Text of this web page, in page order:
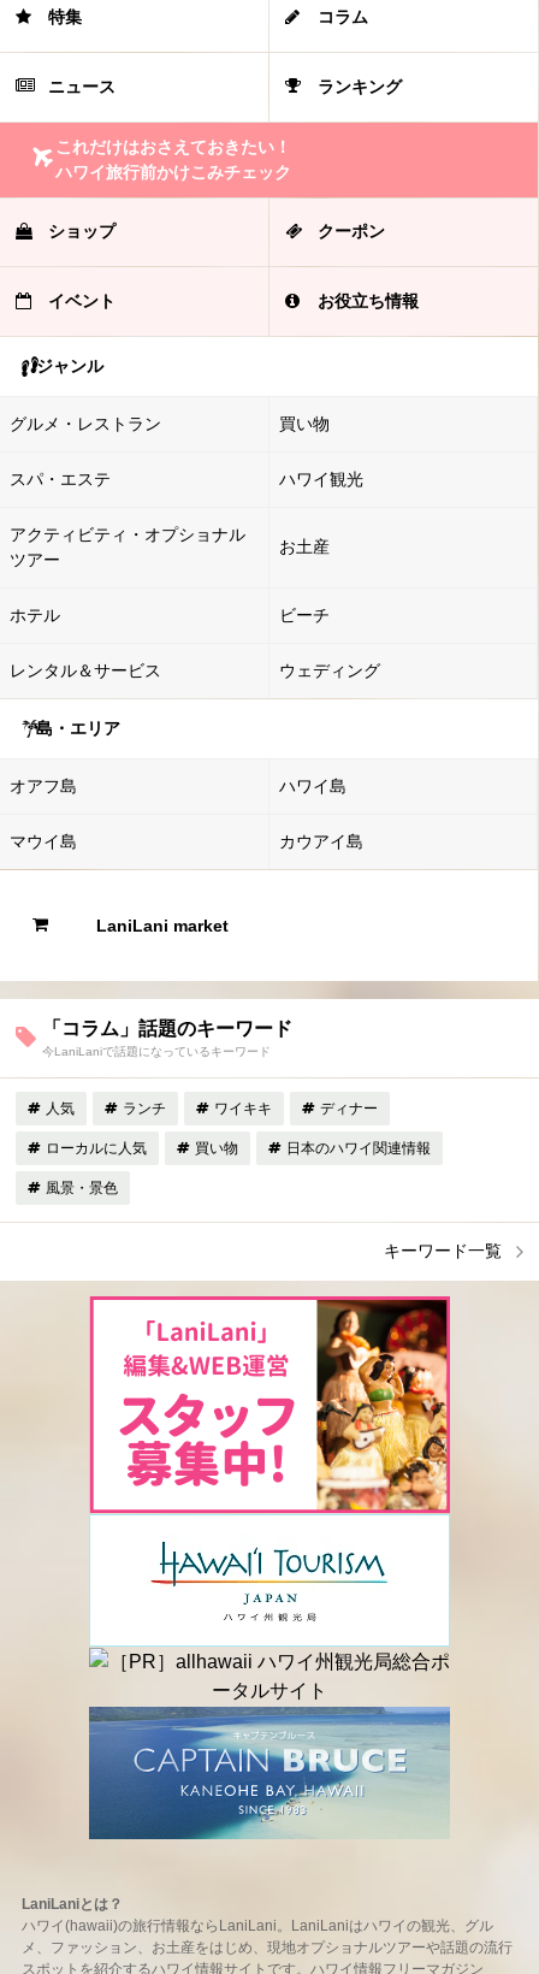
特集 コラム
ニュース ランキング
これだけはおさえておきたい！
ハワイ旅行前かけこみチェック
ショップ クーポン
イベント お役立ち情報
ジャンル
グルメ・レストラン 買い物
スパ・エステ ハワイ観光
アクティビティ・オプショナル
ツアー
お土産
ホテル ビーチ
レンタル＆サービス ウェディング
島・エリア
オアフ島 ハワイ島
マウイ島 カウアイ島
LaniLani market
「コラム」話題のキーワード
今LaniLaniで話題になっているキーワード
人気 ランチ ワイキキ ディナー
ローカルに人気 買い物 日本のハワイ関連情報
風景・景色
キーワード一覧
LaniLaniとは？
ハワイ(hawaii)の旅行情報ならLaniLani。LaniLaniはハワイの観光、グル
メ、ファッション、お土産をはじめ、現地オプショナルツアーや話題の流行
スポットを紹介するハワイ情報サイトです。ハワイ情報フリーマガジン